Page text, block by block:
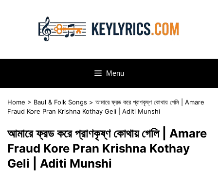
Menu
Home > Baul & Folk Songs > আমারে ফ্রড করে প্রাণকৃষ্ণ কোথায় গেলি | Amare
Fraud Kore Pran Krishna Kothay Geli | Aditi Munshi
আমারে ফ্রড করে প্রাণকৃষ্ণ কোথায় গেলি | Amare
Fraud Kore Pran Krishna Kothay
Geli | Aditi Munshi